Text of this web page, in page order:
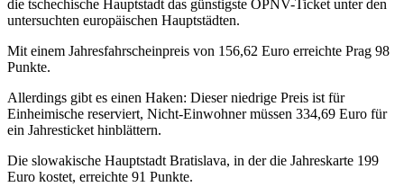
die tschechische Hauptstadt das günstigste ÖPNV-Ticket unter den
untersuchten europäischen Hauptstädten.
Mit einem Jahresfahrscheinpreis von 156,62 Euro erreichte Prag 98
Punkte.
Allerdings gibt es einen Haken: Dieser niedrige Preis ist für
Einheimische reserviert, Nicht-Einwohner müssen 334,69 Euro für
ein Jahresticket hinblättern.
Die slowakische Hauptstadt Bratislava, in der die Jahreskarte 199
Euro kostet, erreichte 91 Punkte.